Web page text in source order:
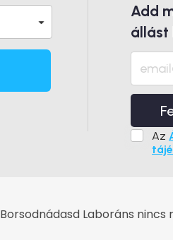
Add
állást
Az
Borsodnádasd Laboráns